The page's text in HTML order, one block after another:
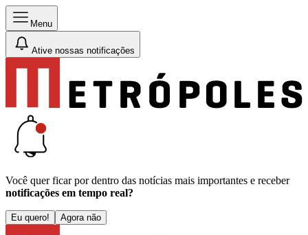
Menu
Ative nossas notificações
Você quer ficar por dentro das notícias mais importantes e receber
notificações em tempo real?
Eu quero! Agora não